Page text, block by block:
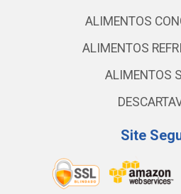
ALIMENTOS
ALIMENTOS
ALIMENTOS
Site